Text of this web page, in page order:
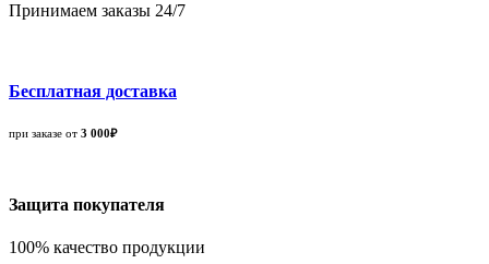
Принимаем заказы 24/7
Бесплатная доставка
при заказе от 3 000₽
Защита покупателя
100% качество продукции